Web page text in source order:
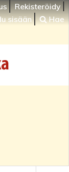
Rekisteröidy
sisään
Hae